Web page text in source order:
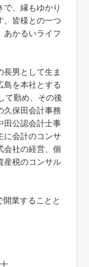
、縁もゆかり
。皆様との一つ
あかるいライフ
男として生ま
島を本社とする
て勤め、その後
久保田会計事務
田公認会計士事
に会計のコンサ
会社の経営、個
産税のコンサル
業することと